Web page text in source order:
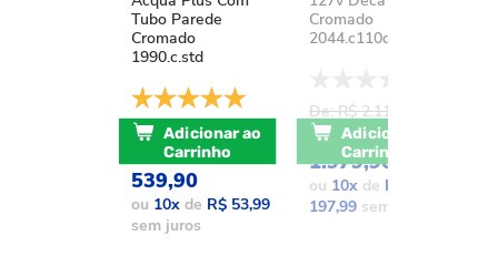
Tubo Parede
Cromado
1990.c.std
De: R$ 741,17
POR: R$
539,90
ou 10xde R$ 53,99
sem juros
Adicionar ao
Carrinho
Cromado
2044.c110d.aqc
De: R$ 2.111,37
POR: R$
1.979,90
ou 10xde R$
197,99sem juros
Adicionar ao
Carrinho